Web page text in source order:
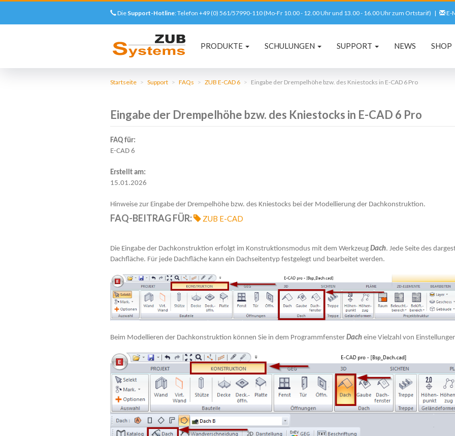
Direkt
Die Support-Hotline: Telefon +49 (0) 561/57990-110 (Mo-Fr 10.00 - 12.00 Uhr und 13.00 - 16.00 Uhr zum Ortstarif) | E-
Main
navigation
PRODUKTE SCHULUNGEN SUPPORT NEWS SHOP
Startseite Support FAQs ZUB E-CAD 6 Eingabe der Drempelhöhe bzw. des Kniestocks in E-CAD 6 Pro
Eingabe der Drempelhöhe bzw. des Kniestocks in E-CAD 6 Pro
DETAILLIERTE
FAQ für:
E-CAD 6
Erstellt am:
15.01.2026
Hinweise zur Eingabe der Drempelhöhe bzw. des Kniestocks bei der Modellierung der Dachkonstruktion.
FAQ-BEITRAG FÜR: ZUB E-CAD
Die Eingabe der Dachkonstruktion erfolgt im Konstruktionsmodus mit dem Werkzeug Dach. Jede Seite des
Dachfläche. Für jede Dachfläche kann ein Dachseitentyp festgelegt und bearbeitet werden.
Beim Modellieren der Dachkonstruktion können Sie in dem Programmfenster Dach eine Vielzahl von